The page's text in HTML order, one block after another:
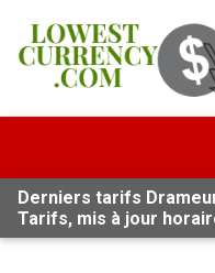
Derniers tarifs
Tarifs, mis à jour